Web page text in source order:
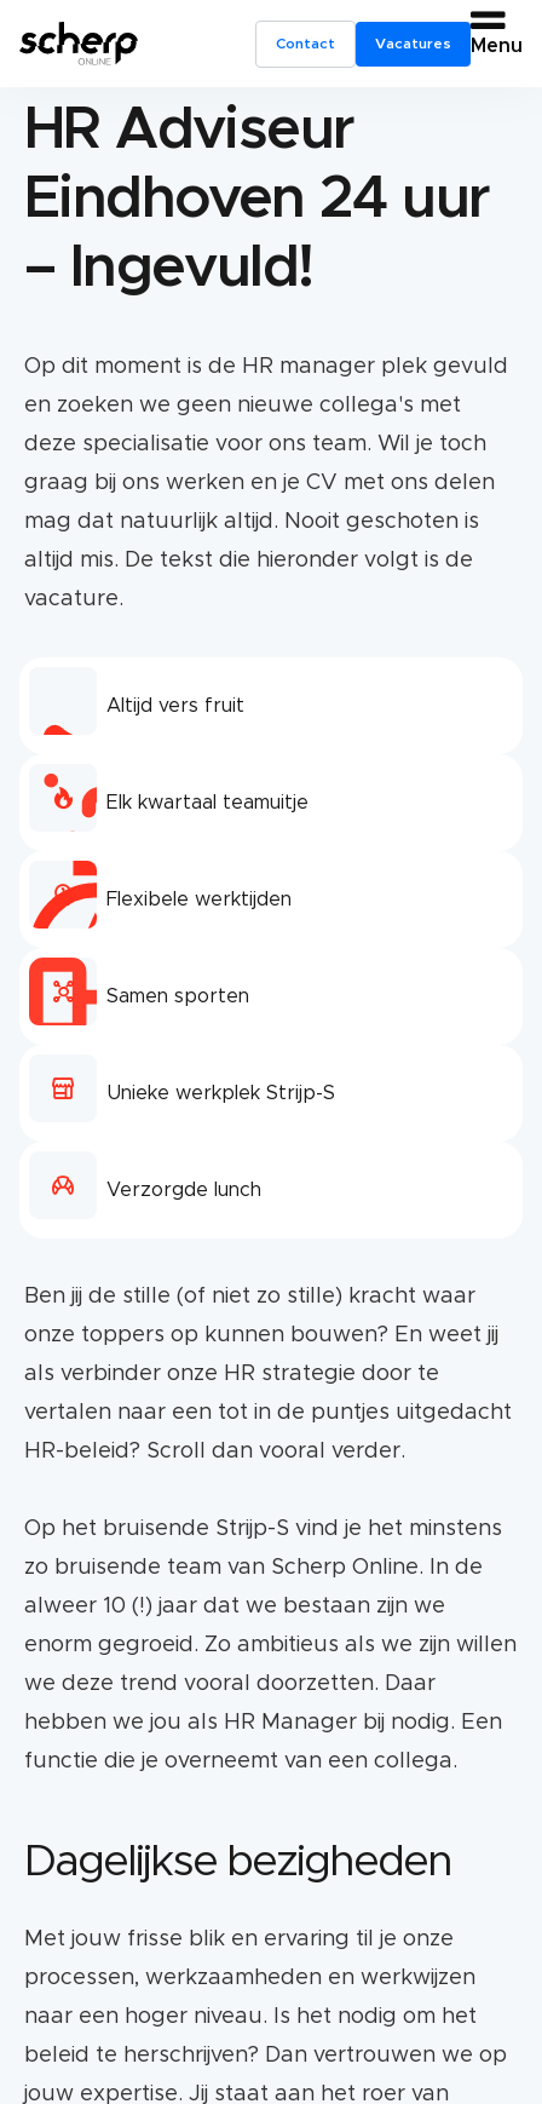
Contact Vacatures Menu
HR Adviseur
Eindhoven 24 uur
– Ingevuld!
Op dit moment is de HR manager plek gevuld
en zoeken we geen nieuwe collega's met
deze specialisatie voor ons team. Wil je toch
graag bij ons werken en je CV met ons delen
mag dat natuurlijk altijd. Nooit geschoten is
altijd mis. De tekst die hieronder volgt is de
vacature.
Altijd vers fruit
Elk kwartaal teamuitje
Flexibele werktijden
Samen sporten
Unieke werkplek Strijp-S
Verzorgde lunch
Ben jij de stille (of niet zo stille) kracht waar
onze toppers op kunnen bouwen? En weet jij
als verbinder onze HR strategie door te
vertalen naar een tot in de puntjes uitgedacht
HR-beleid? Scroll dan vooral verder.
Op het bruisende Strijp-S vind je het minstens
zo bruisende team van Scherp Online. In de
alweer 10 (!) jaar dat we bestaan zijn we
enorm gegroeid. Zo ambitieus als we zijn willen
we deze trend vooral doorzetten. Daar
hebben we jou als HR Manager bij nodig. Een
functie die je overneemt van een collega.
Dagelijkse bezigheden
Met jouw frisse blik en ervaring til je onze
processen, werkzaamheden en werkwijzen
naar een hoger niveau. Is het nodig om het
beleid te herschrijven? Dan vertrouwen we op
jouw expertise. Jij staat aan het roer van